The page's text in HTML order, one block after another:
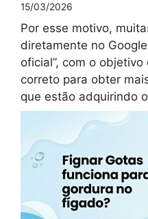
15/03/2026
Por esse motivo,
diretamente no
oficial”, com o
correto para obter
que estão adquirindo